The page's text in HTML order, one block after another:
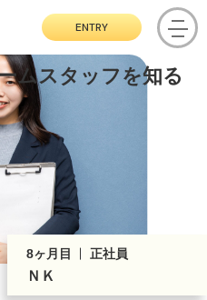
ENTRY
ムスタッフを知る
8ヶ月目 正社員
ＮＫ